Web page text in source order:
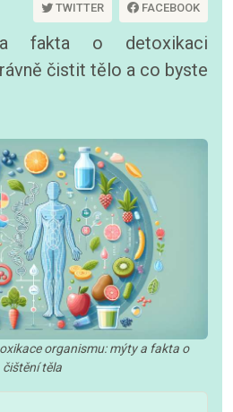
TWITTER FACEBOOK
fakta o detoxikaci
čistit tělo a co byste
organismu: mýty a fakta o
čištění těla